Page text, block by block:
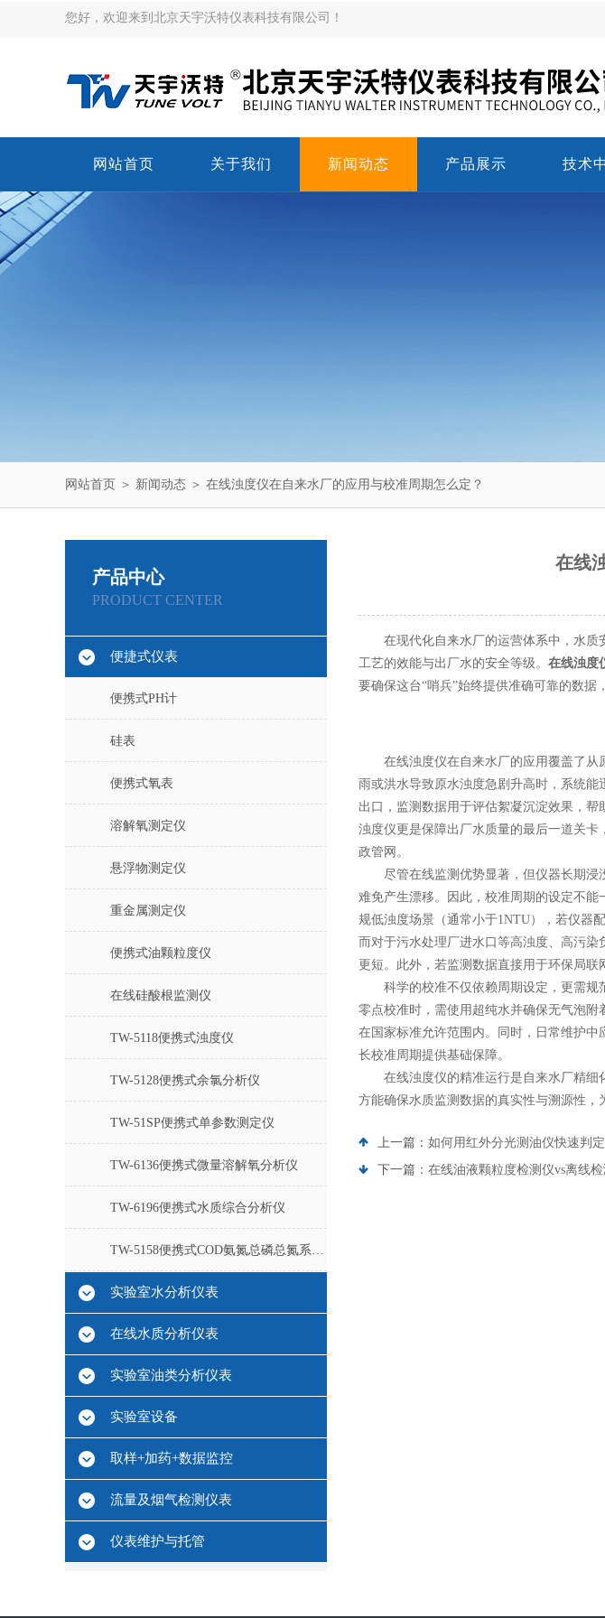
您好，欢迎来到北京天宇沃特仪表科技有限公司！
网站首页 关于我们 新闻动态 产品展示 技术
网站首页 ＞ 新闻动态 ＞ 在线浊度仪在自来水厂的应用与校准周期怎么定？
产品中心
PRODUCT CENTER
便捷式仪表
便携式PH计
硅表
便携式氧表
溶解氧测定仪
悬浮物测定仪
重金属测定仪
便携式油颗粒度仪
在线硅酸根监测仪
TW-5118便携式浊度仪
TW-5128便携式余氯分析仪
TW-51SP便携式单参数测定仪
TW-6136便携式微量溶解氧分析仪
TW-6196便携式水质综合分析仪
TW-5158便携式COD氨氮总磷总氮系列测定仪
实验室水分析仪表
在线水质分析仪表
实验室油类分析仪表
实验室设备
取样+加药+数据监控
流量及烟气检测仪表
仪表维护与托管
在线
在现代化自来水厂的运营体系中，水质
工艺的效能与出厂水的安全等级。 在线浊度
要确保这台“哨兵”始终提供准确可靠的数据
在线浊度仪在自来水厂的应用覆盖了从
雨或洪水导致原水浊度急剧升高时，系统
出口，监测数据用于评估絮凝沉淀效果，
浊度仪更是保障出厂水质量的最后一道关
政管网。
尽管在线监测优势显著，但仪器长期浸
难免产生漂移。因此，校准周期的设定不
规低浊度场景（通常小于1NTU），若仪器
而对于污水处理厂进水口等高浊度、高污
更短。此外，若监测数据直接用于环保局联
科学的校准不仅依赖周期设定，更需规
零点校准时，需使用超纯水并确保无气泡
在国家标准允许范围内。同时，日常维护
长校准周期提供基础保障。
在线浊度仪的精准运行是自来水厂精细
方能确保水质监测数据的真实性与溯源性，
上一篇： 如何用红外分光测油仪快速判
下一篇： 在线油液颗粒度检测仪vs离线